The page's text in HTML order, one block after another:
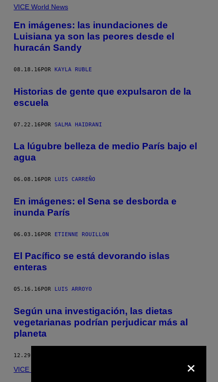
VICE World News
En imágenes: las inundaciones de
Luisiana ya son las peores desde el
huracán Sandy
08.18.16 POR KAYLA RUBLE
Historias de gente que expulsaron de la
escuela
07.22.16POR SALMA HAIDRANI
La lúgubre belleza de medio París bajo el
agua
06.08.16 POR LUIS CARREÑO
En imágenes: el Sena se desborda e
inunda París
06.03.16POR ETIENNE ROUILLON
El Pacífico se está devorando islas
enteras
05.16.16 POR LUIS ARROYO
Según una investigación, las dietas
vegetarianas podrían perjudicar más al
planeta
12.29.15
VICE World News ×